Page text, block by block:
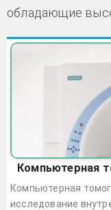
обладающие
Компьютерная
Компьютерная
исследование